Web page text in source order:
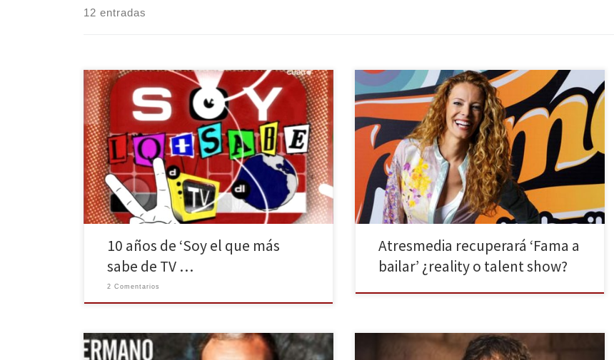
12 entradas
El tiempo pasa tan deprisa que casi no nos hemos
dado cuenta que ya ha pasado una década desde
que este mítico programa de las sobremesas de
Cuatro celebrara su final en 2006. Tuve el honor de
concursar en él, de ser su ganador y hoy te meto a ti,
[…]
10 años de ‘Soy el que más
sabe de TV …
2 Comentarios
Parece que el grupo Atresmedia ha cogido el gusto a
eso de rescatar formatos que un día fueron de éxito y
si son de su principal rival todavía mejor. Si hace
menos de un año la cadena de San Sebastián de los
Reyes arrebataba a Cuatro su reality de aventuras […]
Atresmedia recuperará ‘Fama a
bailar’ ¿reality o talent show?